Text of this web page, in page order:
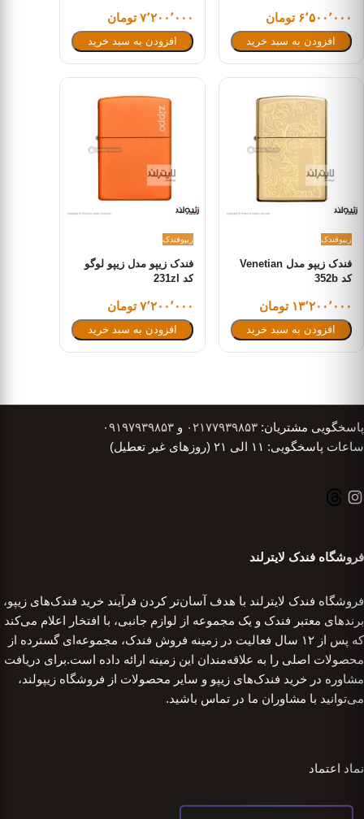
۶٬۵۰۰٬۰۰۰ تومان
افزودن به سبد خرید
۷٬۲۰۰٬۰۰۰ تومان
افزودن به سبد خرید
زیپوفندک
فندک زیپو مدل Venetian
کد 352b
۱۳٬۲۰۰٬۰۰۰ تومان
افزودن به سبد خرید
زیپوفندک
فندک زیپو مدل زیپو لوگو
کد 231zl
۷٬۲۰۰٬۰۰۰ تومان
افزودن به سبد خرید
پاسخگویی مشتریان: ۰۲۱۷۷۹۳۹۸۵۳ و ۰۹۱۹۷۹۳۹۸۵۳
ساعات پاسخگویی: ۱۱ الی ۲۱ (روزهای غیر تعطیل)
فروشگاه فندک لایترلند
فروشگاه فندک لایترلند با هدف آسان‌تر کردن فرآیند خرید فندک‌های زیپو،
برندهای معتبر فندک و یک مجموعه از لوازم جانبی، با افتخار اعلام می‌کند
که پس از ۱۲ سال فعالیت در زمینه فروش فندک، مجموعه‌ای گسترده از
محصولات اصلی را به علاقه‌مندان این زمینه ارائه داده است.برای دریافت
مشاوره در خرید فندک‌های زیپو و سایر محصولات از فروشگاه زیپولند،
می‌توانید با مشاوران ما در تماس باشید.
نماد اعتماد